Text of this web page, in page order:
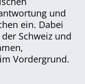
und
ein. Dabei
Schweiz und
Vorder­grund.